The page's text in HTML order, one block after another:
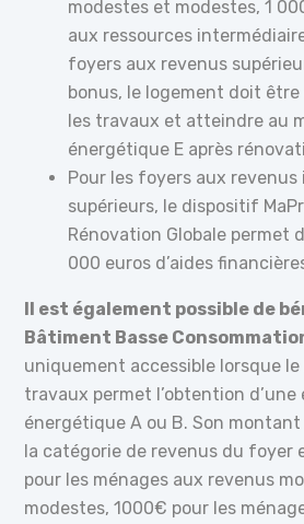
modestes et modestes, 1
aux ressources
foyers aux revenus
bonus, le logement doit être
les travaux et atteindre au
énergétique E après
Pour les foyers aux
supérieurs, le dispositif
Rénovation Globale permet
000 euros d’aides
Il est également possible de
Bâtiment Basse
uniquement accessible lorsque
travaux permet l’obtention
énergétique A ou B. Son
la catégorie de revenus du foyer
pour les ménages aux revenus
modestes, 1000€ pour les